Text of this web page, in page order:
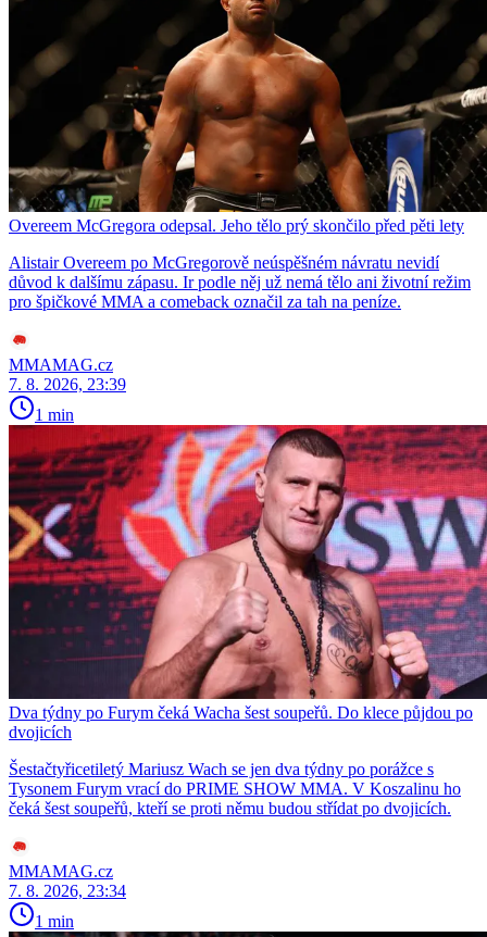
Overeem McGregora odepsal. Jeho tělo prý skončilo před pěti lety
Alistair Overeem po McGregorově neúspěšném návratu nevidí
důvod k dalšímu zápasu. Ir podle něj už nemá tělo ani životní režim
pro špičkové MMA a comeback označil za tah na peníze.
MMAMAG.cz
7. 8. 2026, 23:39
1 min
Dva týdny po Furym čeká Wacha šest soupeřů. Do klece půjdou po
dvojicích
Šestačtyřicetiletý Mariusz Wach se jen dva týdny po porážce s
Tysonem Furym vrací do PRIME SHOW MMA. V Koszalinu ho
čeká šest soupeřů, kteří se proti němu budou střídat po dvojicích.
MMAMAG.cz
7. 8. 2026, 23:34
1 min